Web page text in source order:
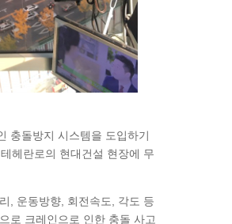
충돌방지 시스템을 도입하기
헤란로의 현대건설 현장에 무
, 운동방향, 회전속도, 각도 등
로 크레인으로 인한 충돌 사고